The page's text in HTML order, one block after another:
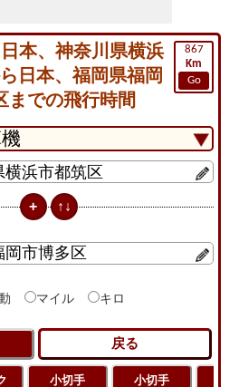
867
Km
Go
本、神奈川県横浜
日本、福岡県福岡
までの飛行時間
マイル キロ
小切手
小切手